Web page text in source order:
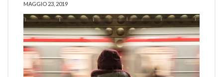
MAGGIO 23, 2019